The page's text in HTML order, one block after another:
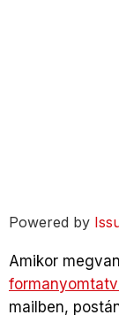
Powered by
Amikor
mailben,